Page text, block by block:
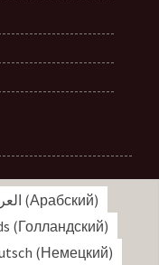
(Арабский)
(Голландский)
(Немецкий)